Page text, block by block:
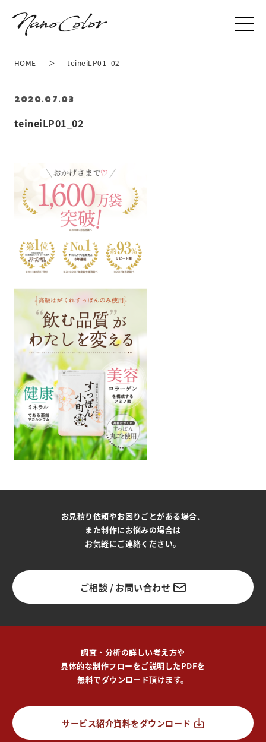
teineiLP01_02
2020.07.03
HOME teineiLP01_02
お見積り依頼やお困りごとがある場合、
また制作にお悩みの場合は
お気軽にご連絡ください。
ご相談 / お問い合わせ
調査・分析の詳しい考え方や
具体的な制作フローをご説明したPDFを
無料でダウンロード頂けます。
サービス紹介資料をダウンロード